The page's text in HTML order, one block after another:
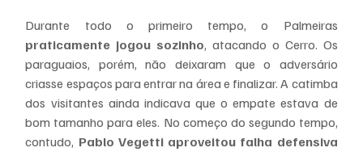
praticamente jogou sozinho, atacando o Cerro. Os
paraguaios, porém, não deixaram que o adversário
criasse espaços para entrar na área e finalizar. A catimba
dos visitantes ainda indicava que o empate estava de
bom tamanho para eles. No começo do segundo tempo,
contudo, Pablo Vegetti aproveitou falha defensiva